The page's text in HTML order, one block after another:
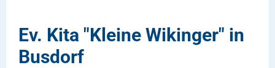
Ev. Kita "Kleine Wikinger" in
Busdorf